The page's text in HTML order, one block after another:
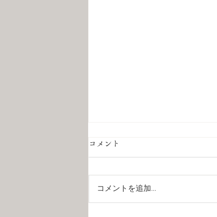
夏季休暇のお知らせ📢
コメント
コメントを追加…